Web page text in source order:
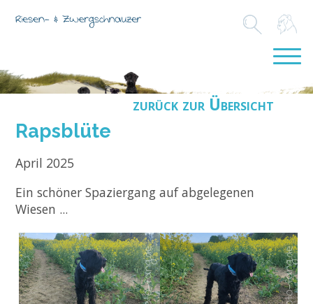
zurück zur Übersicht
Rapsblüte
April 2025
Ein schöner Spaziergang auf abgelegenen
Wiesen ...